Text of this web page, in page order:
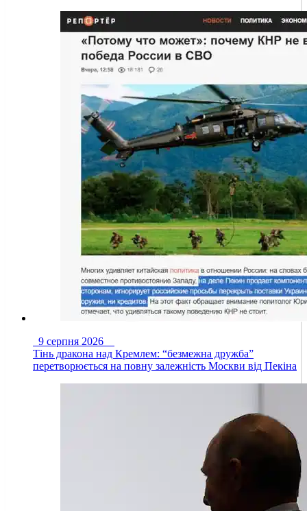
9 серпня 2026
Тінь дракона над Кремлем: “безмежна дружба”
перетворюється на повну залежність Москви від Пекіна